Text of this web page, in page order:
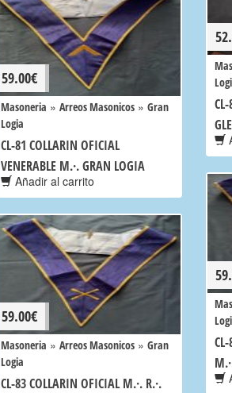
GLE
59.00€
Masoneria » Arreos Masonicos » Gran
Logia
CL-81 COLLARIN OFICIAL
VENERABLE M.·. GRAN LOGIA
Añadir al carrito
59.00€
Masoneria » Arreos Masonicos » Gran
Logia
CL-83 COLLARIN OFICIAL M.·. R.·.